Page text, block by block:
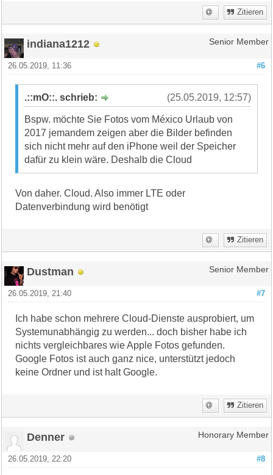
Zitieren
indiana1212 Senior Member
#6
26.05.2019, 11:36
(25.05.2019, 12:57)
.::mO::. schrieb:
Bspw. möchte Sie Fotos vom México Urlaub von
2017 jemandem zeigen aber die Bilder befinden
sich nicht mehr auf den iPhone weil der Speicher
dafür zu klein wäre. Deshalb die Cloud
Von daher. Cloud. Also immer LTE oder
Datenverbindung wird benötigt
Zitieren
Dustman Senior Member
#7
26.05.2019, 21:40
Ich habe schon mehrere Cloud-Dienste ausprobiert, um
Systemunabhängig zu werden... doch bisher habe ich
nichts vergleichbares wie Apple Fotos gefunden.
Google Fotos ist auch ganz nice, unterstützt jedoch
keine Ordner und ist halt Google.
Zitieren
Denner Honorary Member
#8
26.05.2019, 22:20